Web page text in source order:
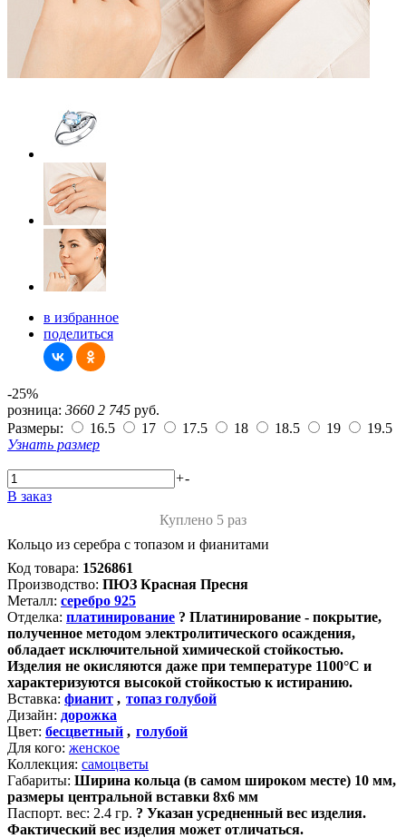
в избранное
поделиться
-25%
розница: 3660 2 745 руб.
Размеры:
16.5 17 17.5 18 18.5 19
19.5
Узнать размер
+-
В заказ
Куплено 5 раз
Кольцо из серебра с топазом и фианитами
Код товара: 1526861
Производство: ПЮЗ Красная Пресня
Металл: серебро 925
Отделка: платинирование ? Платинирование - покрытие,
полученное методом электролитического осаждения,
обладает исключительной химической стойкостью.
Изделия не окисляются даже при температуре 1100°С и
характеризуются высокой стойкостью к истиранию.
Вставка: фианит , топаз голубой
Дизайн: дорожка
Цвет: бесцветный , голубой
Для кого: женское
Коллекция: самоцветы
Габариты: Ширина кольца (в самом широком месте) 10 мм,
размеры центральной вставки 8х6 мм
Паспорт. вес: 2.4 гр. ? Указан усредненный вес изделия.
Фактический вес изделия может отличаться.